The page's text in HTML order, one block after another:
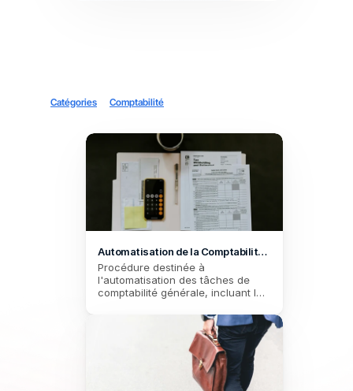
Catégories Comptabilité
Automatisation de la Comptabilité
Generale
Procédure destinée à
l'automatisation des tâches de
comptabilité générale, incluant la
des performances financières et
la gestion des documents